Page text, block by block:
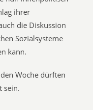
ihrer
die Diskussion
Sozialsysteme
kann.
Woche dürften
sein.